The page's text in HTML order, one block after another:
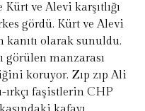
ve Alevi karşıtlığı
gördü. Kürt ve Alevi
kanıtı olarak sunuldu.
görülen manzarası
koruyor. Zıp zıp Ali
faşistlerin CHP